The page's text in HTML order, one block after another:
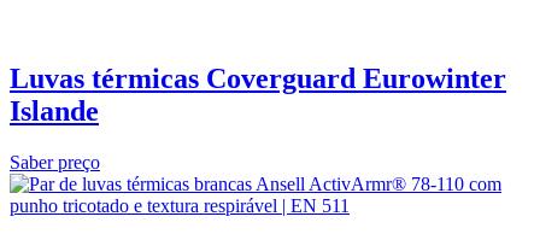
Luvas térmicas Coverguard Eurowinter
Islande
Saber preço